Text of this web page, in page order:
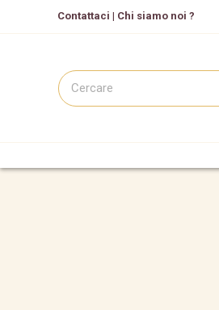
Contattaci | Chi siamo noi ?